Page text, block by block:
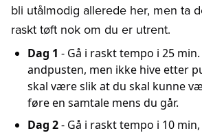
bli utålmodig allerede her, men ta
raskt tøft nok om du er utrent.
Dag 1 - Gå i raskt tempo i 25
andpusten, men ikke hive etter
skal være slik at du skal kunne
føre en samtale mens du går.
Dag 2- Gå i raskt tempo i 10